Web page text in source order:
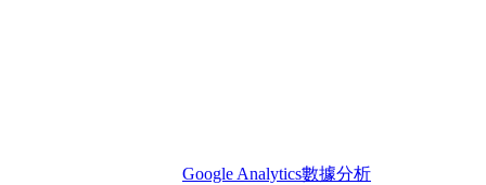
Google Analytics數據分析